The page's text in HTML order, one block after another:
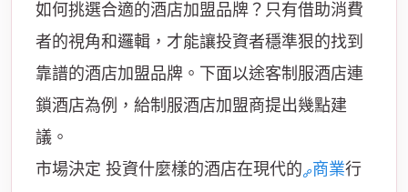
如何挑選合適的酒店加盟品牌？只有借助消費
者的視角和邏輯，才能讓投資者穩準狠的找到
靠譜的酒店加盟品牌。下面以途客制服酒店連
鎖酒店為例，給制服酒店加盟商提出幾點建
議。
市場決定 投資什麼樣的酒店在現代的
商業行